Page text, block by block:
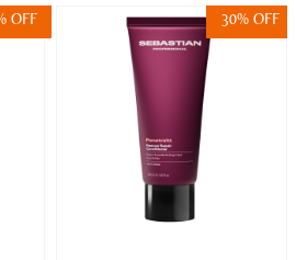
OFF 30% OFF